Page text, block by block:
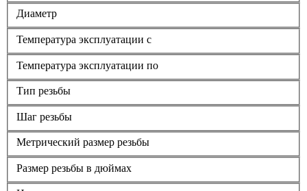
Диаметр
Температура эксплуатации с
Температура эксплуатации по
Тип резьбы
Шаг резьбы
Метрический размер резьбы
Размер резьбы в дюймах